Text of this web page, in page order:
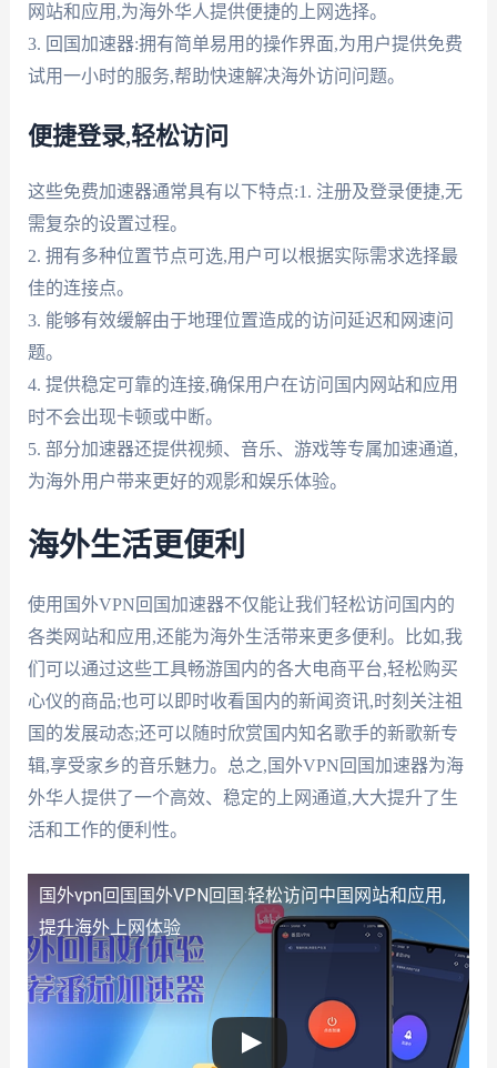
网站和应用,为海外华人提供便捷的上网选择。
3. 回国加速器:拥有简单易用的操作界面,为用户提供免费
试用一小时的服务,帮助快速解决海外访问问题。
便捷登录,轻松访问
这些免费加速器通常具有以下特点:1. 注册及登录便捷,无
需复杂的设置过程。
2. 拥有多种位置节点可选,用户可以根据实际需求选择最
佳的连接点。
3. 能够有效缓解由于地理位置造成的访问延迟和网速问
题。
4. 提供稳定可靠的连接,确保用户在访问国内网站和应用
时不会出现卡顿或中断。
5. 部分加速器还提供视频、音乐、游戏等专属加速通道,
为海外用户带来更好的观影和娱乐体验。
海外生活更便利
使用国外VPN回国加速器不仅能让我们轻松访问国内的
各类网站和应用,还能为海外生活带来更多便利。比如,我
们可以通过这些工具畅游国内的各大电商平台,轻松购买
心仪的商品;也可以即时收看国内的新闻资讯,时刻关注祖
国的发展动态;还可以随时欣赏国内知名歌手的新歌新专
辑,享受家乡的音乐魅力。总之,国外VPN回国加速器为海
外华人提供了一个高效、稳定的上网通道,大大提升了生
活和工作的便利性。
国外vpn回国 国外VPN回国:轻松访问中国网站和应用,
提升海外上网体验